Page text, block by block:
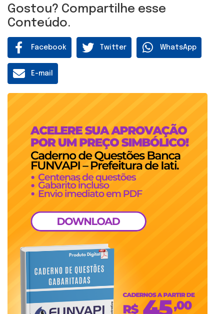
Gostou? Compartilhe esse
Conteúdo.
Facebook Twitter WhatsApp
E-mail